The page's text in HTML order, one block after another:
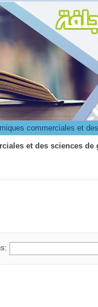
et des sciences de
commerciales et
et des sciences de